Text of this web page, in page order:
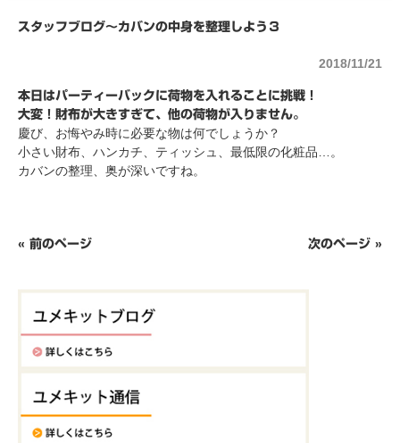
スタッフブログ～カバンの中身を整理しよう３
2018/11/21
本日はパーティーバックに荷物を入れることに挑戦！
大変！財布が大きすぎて、他の荷物が入りません。
慶び、お悔やみ時に必要な物は何でしょうか？
小さい財布、ハンカチ、ティッシュ、最低限の化粧品…。
カバンの整理、奥が深いですね。
« 前のページ 次のページ »